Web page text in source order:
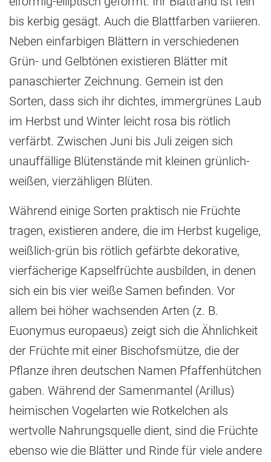
bis kerbig gesägt. Auch die Blattfarben variieren.
Neben einfarbigen Blättern in verschiedenen
Grün- und Gelbtönen existieren Blätter mit
panaschierter Zeichnung. Gemein ist den
Sorten, dass sich ihr dichtes, immergrünes Laub
im Herbst und Winter leicht rosa bis rötlich
verfärbt. Zwischen Juni bis Juli zeigen sich
unauffällige Blütenstände mit kleinen grünlich-
weißen, vierzähligen Blüten.
Während einige Sorten praktisch nie Früchte
tragen, existieren andere, die im Herbst kugelige,
weißlich-grün bis rötlich gefärbte dekorative,
vierfächerige Kapselfrüchte ausbilden, in denen
sich ein bis vier weiße Samen befinden. Vor
allem bei höher wachsenden Arten (z. B.
Euonymus europaeus) zeigt sich die Ähnlichkeit
der Früchte mit einer Bischofsmütze, die der
Pflanze ihren deutschen Namen Pfaffenhütchen
gaben. Während der Samenmantel (Arillus)
heimischen Vogelarten wie Rotkelchen als
wertvolle Nahrungsquelle dient, sind die Früchte
ebenso wie die Blätter und Rinde für viele andere